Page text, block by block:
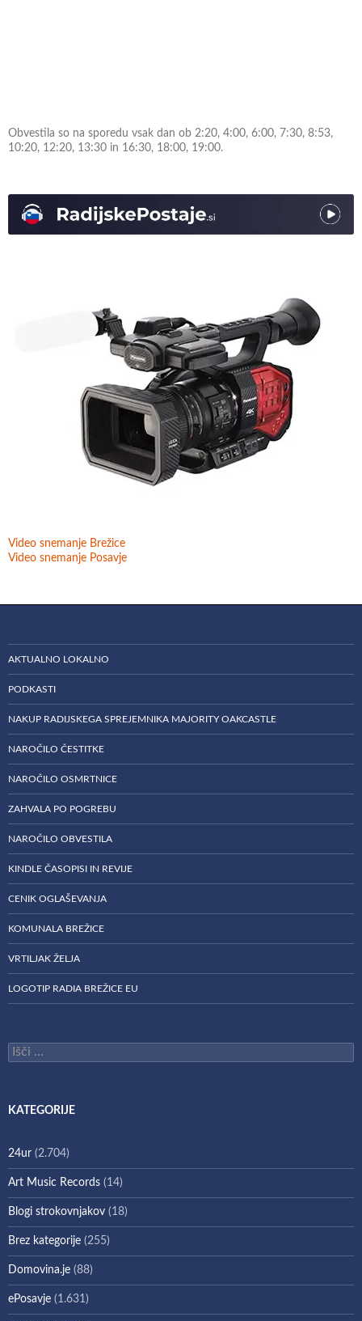
Obvestila so na sporedu vsak dan ob 2:20, 4:00, 6:00, 7:30, 8:53,
10:20, 12:20, 13:30 in 16:30, 18:00, 19:00.
Video snemanje Brežice
Video snemanje Posavje
AKTUALNO LOKALNO
PODKASTI
NAKUP RADIJSKEGA SPREJEMNIKA MAJORITY OAKCASTLE
NAROČILO ČESTITKE
NAROČILO OSMRTNICE
ZAHVALA PO POGREBU
NAROČILO OBVESTILA
KINDLE ČASOPISI IN REVIJE
CENIK OGLAŠEVANJA
KOMUNALA BREŽICE
VRTILJAK ŽELJA
LOGOTIP RADIA BREŽICE EU
Išči:
KATEGORIJE
24ur (2.704)
Art Music Records (14)
Blogi strokovnjakov (18)
Brez kategorije (255)
Domovina.je (88)
ePosavje (1.631)